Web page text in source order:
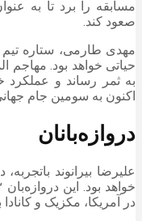
مسابقه را برد تا به
صعود کند.
مهدی طارمی، ستاره تیم
اکنون به سومین جام
دروازه‌بانان
در آمریکا، مکزیک و کانادا